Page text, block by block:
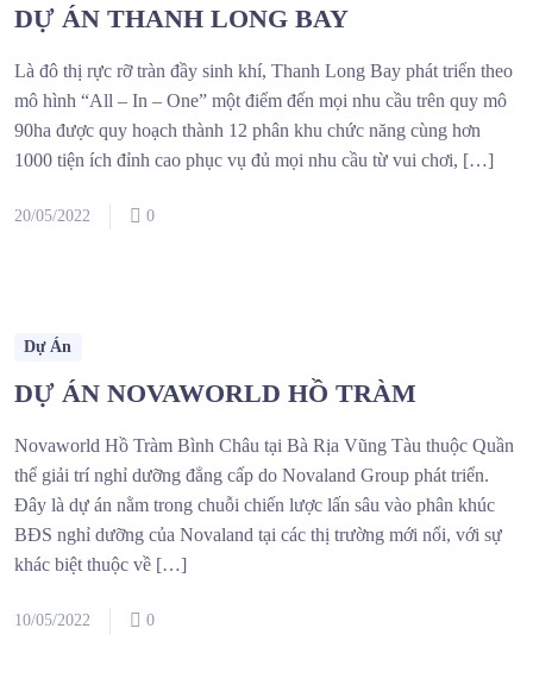
DỰ ÁN THANH LONG BAY
Là đô thị rực rỡ tràn đầy sinh khí, Thanh Long Bay phát triển theo
mô hình “All – In – One” một điểm đến mọi nhu cầu trên quy mô
90ha được quy hoạch thành 12 phân khu chức năng cùng hơn
1000 tiện ích đỉnh cao phục vụ đủ mọi nhu cầu từ vui chơi, […]
20/05/2022 0
Dự Án
DỰ ÁN NOVAWORLD HỒ TRÀM
Novaworld Hồ Tràm Bình Châu tại Bà Rịa Vũng Tàu thuộc Quần
thể giải trí nghỉ dưỡng đẳng cấp do Novaland Group phát triển.
Đây là dự án nằm trong chuỗi chiến lược lấn sâu vào phân khúc
BĐS nghỉ dưỡng của Novaland tại các thị trường mới nổi, với sự
khác biệt thuộc về […]
10/05/2022 0